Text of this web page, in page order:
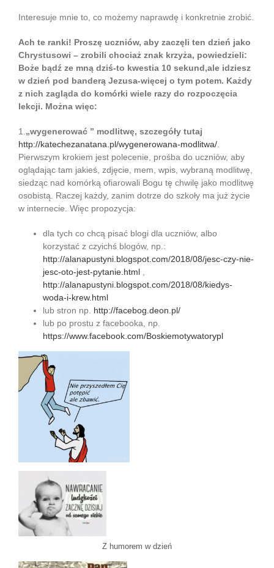
Interesuje mnie to, co możemy naprawdę i konkretnie zrobić.
Ach te ranki! Proszę uczniów, aby zaczęli ten dzień jako
Chrystusowi – zrobili chociaż znak krzyża, powiedzieli:
Boże bądź ze mną dziś-to kwestia 10 sekund,ale idziesz
w dzień pod banderą Jezusa-więcej o tym potem. Każdy
z nich zagląda do komórki wiele razy do rozpoczęcia
lekcji. Można więc:
1. „wygenerować ” modlitwę, szczegóły tutaj
http://katechezanatana.pl/wygenerowana-modlitwa/
Pierwszym krokiem jest polecenie, prośba do uczniów, aby
oglądając tam jakieś, zdjęcie, mem, wpis, wybraną modlitwę,
siedząc nad komórką ofiarowali Bogu tę chwilę jako modlitwę
osobistą. Raczej każdy, zanim dotrze do szkoły ma już życie
w internecie. Więc propozycja:
dla tych co chcą pisać blogi dla uczniów, albo
korzystać z czyichś blogów, np.:
http://alanapustyni.blogspot.com/2018/08/jesc-czy-nie-
jesc-oto-jest-pytanie.html
http://alanapustyni.blogspot.com/2018/08/kiedys-
woda-i-krew.html
lub stron np. http://facebog.deon.pl/
lub po prostu z facebooka, np.
https://www.facebook.com/Boskiemotywatorypl
Z humorem w dzień